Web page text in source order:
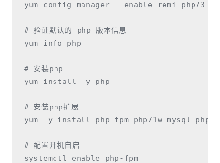
yum-config-manager --enable remi-php73
# 验证默认的 php 版本信息
yum info php
# 安装php
yum install -y php
# 安装php扩展
yum -y install php-fpm php71w-mysql php-
# 配置开机自启
systemctl enable php-fpm